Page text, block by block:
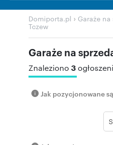
Domiporta.pl › Garaże
Tczew
Garaże na
Znaleziono 3
Jak pozycjonowane